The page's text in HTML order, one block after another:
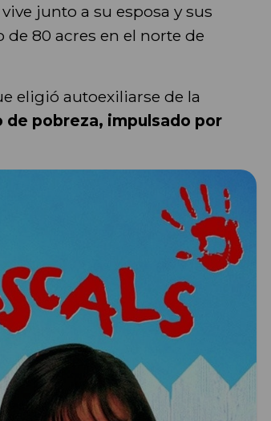
junto a su esposa y sus
80 acres en el norte de
eligió autoexiliarse de la
pobreza, impulsado por